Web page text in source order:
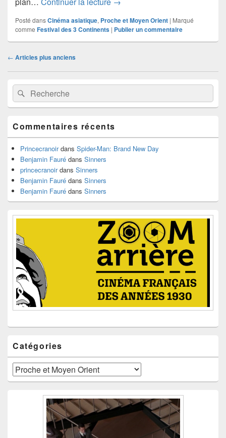
Posté dansCinéma asiatique, Proche et Moyen Orient | Marqué
comme Festival des 3 Continents | Publier un commentaire
Navigation
articles
← Articles plus anciens
Zone
principale
de
widget
barre
latérale
Recherche :Rechercher
Commentaires récents
Princecranoirdans Spider-Man: Brand New Day
Benjamin Fauré dans Sinners
princecranoirdans Sinners
Benjamin Fauré dans Sinners
Benjamin Fauré dans Sinners
Catégories
Catégories